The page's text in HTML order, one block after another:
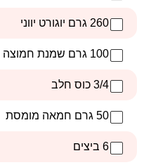
260 גרם יוגורט יווני
100 גרם שמנת חמוצה
3/4 כוס חלב
50 גרם חמאה מומסת
6 ביצים